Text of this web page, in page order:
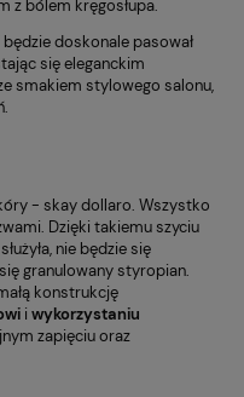
z bólem kręgosłupa.
doskonale pasował
się eleganckim
smakiem stylowego salonu,
- skay dollaro. Wszystko
Dzięki takiemu szyciu
nie będzie się
granulowany styropian.
konstrukcję
i wykorzystaniu
zapięciu oraz